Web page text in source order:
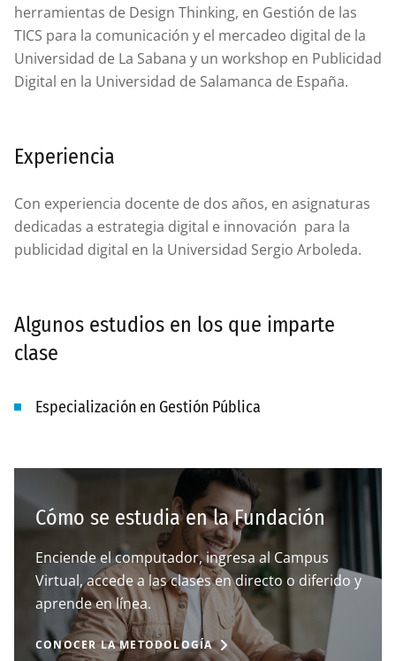
herramientas de Design Thinking, en Gestión de las
TICS para la comunicación y el mercadeo digital de la
Universidad de La Sabana y un workshop en Publicidad
Digital en la Universidad de Salamanca de España.
Experiencia
Con experiencia docente de dos años, en asignaturas
dedicadas a estrategia digital e innovación para la
publicidad digital en la Universidad Sergio Arboleda.
Algunos estudios en los que imparte
clase
Especialización en Gestión Pública
Cómo se estudia en la Fundación
Enciende el computador, ingresa al Campus
Virtual, accede a las clases en directo o diferido y
aprende en línea.
CONOCER LA METODOLOGÍA